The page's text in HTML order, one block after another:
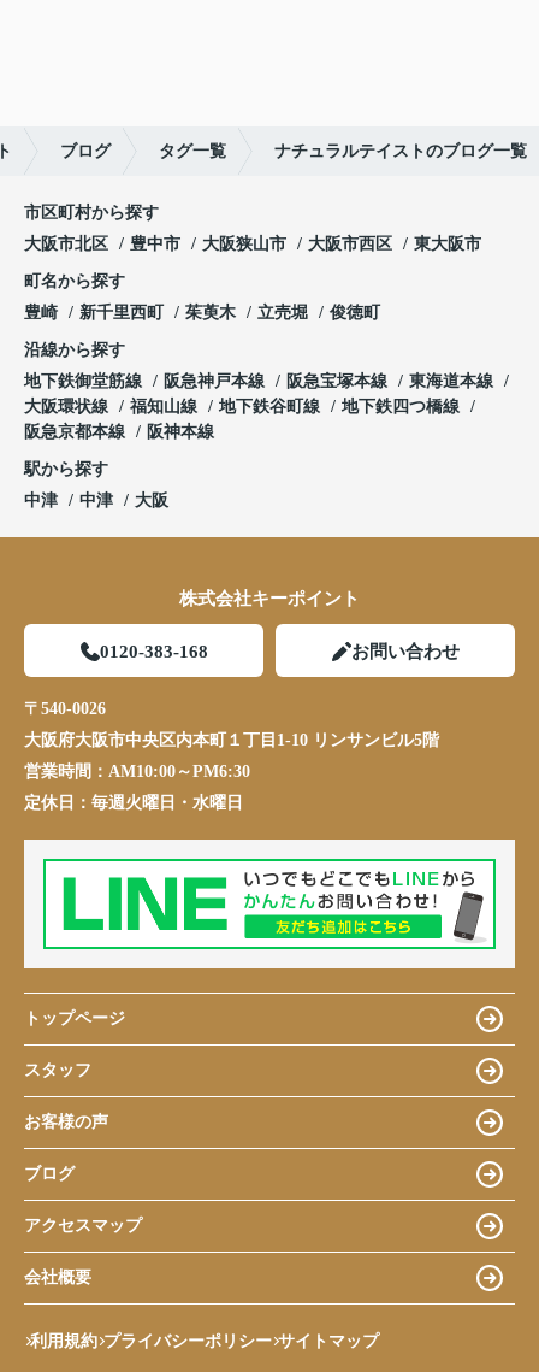
ブログ タグ一覧 ナチュラルテイストのブログ一覧
市区町村から探す
大阪市北区
豊中市 大阪狭山市 大阪市西区 東大阪市
町名から探す
豊崎
新千里西町 茱萸木 立売堀 俊徳町
沿線から探す
地下鉄御堂筋線
阪急神戸本線 阪急宝塚本線
東海道本線
大阪環状線
福知山線 地下鉄谷町線
地下鉄四つ橋線
阪急京都本線
阪神本線
駅から探す
中津
中津 大阪
株式会社キーポイント
0120-383-168 お問い合わせ
〒540-0026
大阪府大阪市中央区内本町１丁目1-10 リンサンビル5階
営業時間： AM10:00～PM6:30
定休日： 毎週火曜日・水曜日
トップページ
スタッフ
お客様の声
ブログ
アクセスマップ
会社概要
利用規約 プライバシーポリシー サイトマップ